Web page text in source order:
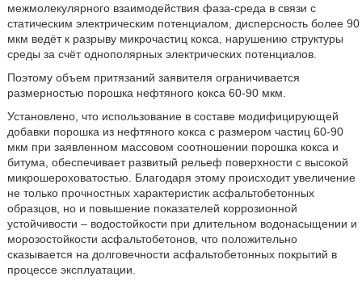
межмолекулярного взаимодействия фаза-среда в связи с
статическим электрическим потенциалом, дисперсность более 90
мкм ведёт к разрыву микрочастиц кокса, нарушению структуры
среды за счёт однополярных электрических потенциалов.
Поэтому объем притязаний заявителя ограничивается
размерностью порошка нефтяного кокса 60-90 мкм.
Установлено, что использование в составе модифицирующей
добавки порошка из нефтяного кокса с размером частиц 60-90
мкм при заявленном массовом соотношении порошка кокса и
битума, обеспечивает развитый рельеф поверхности с высокой
микрошероховатостью. Благодаря этому происходит увеличение
не только прочностных характеристик асфальтобетонных
образцов, но и повышение показателей коррозионной
устойчивости – водостойкости при длительном водонасыщении и
морозостойкости асфальтобетонов, что положительно
сказывается на долговечности асфальтобетонных покрытий в
процессе эксплуатации.